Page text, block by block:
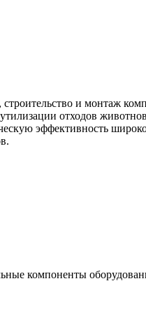
и монтаж
отходов
эффективность
компоненты